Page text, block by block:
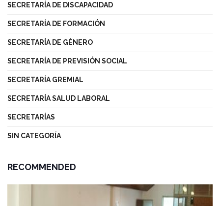
SECRETARÍA DE DISCAPACIDAD
SECRETARÍA DE FORMACIÓN
SECRETARÍA DE GÉNERO
SECRETARÍA DE PREVISIÓN SOCIAL
SECRETARÍA GREMIAL
SECRETARÍA SALUD LABORAL
SECRETARÍAS
SIN CATEGORÍA
RECOMMENDED